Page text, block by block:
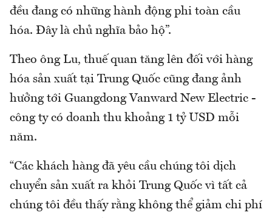
đều đang có những hành động phi toàn cầu
hóa. Đây là chủ nghĩa bảo hộ”.
Theo ông Lu, thuế quan tăng lên đối với hàng
hóa sản xuất tại Trung Quốc cũng đang ảnh
hưởng tới Guangdong Vanward New Electric -
công ty có doanh thu khoảng 1 tỷ USD mỗi
năm.
“Các khách hàng đã yêu cầu chúng tôi dịch
chuyển sản xuất ra khỏi Trung Quốc vì tất cả
chúng tôi đều thấy rằng không thể giảm chi phí